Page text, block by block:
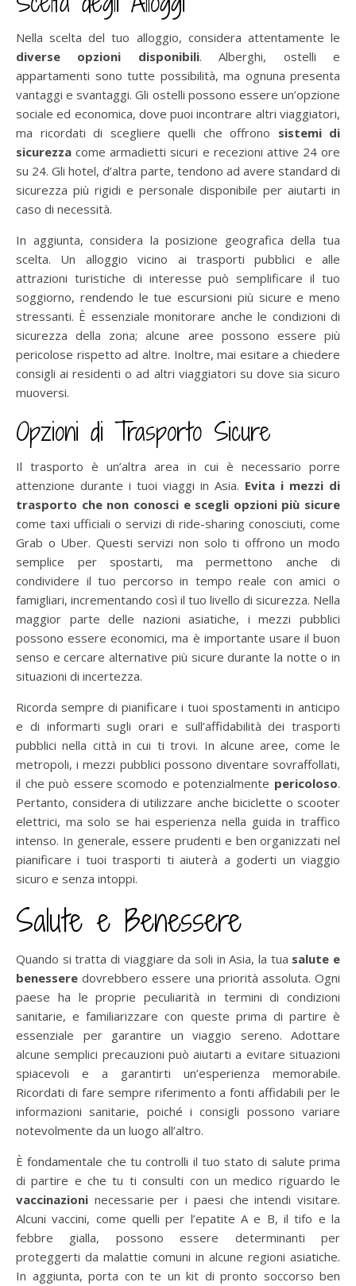
Nella scelta del tuo alloggio, considera attentamente le
diverse opzioni disponibili. Alberghi, ostelli e
appartamenti sono tutte possibilità, ma ognuna presenta
vantaggi e svantaggi. Gli ostelli possono essere un’opzione
sociale ed economica, dove puoi incontrare altri viaggiatori,
ma ricordati di scegliere quelli che offrono sistemi di
sicurezza come armadietti sicuri e recezioni attive 24 ore
su 24. Gli hotel, d’altra parte, tendono ad avere standard di
sicurezza più rigidi e personale disponibile per aiutarti in
caso di necessità.
In aggiunta, considera la posizione geografica della tua
scelta. Un alloggio vicino ai trasporti pubblici e alle
attrazioni turistiche di interesse può semplificare il tuo
soggiorno, rendendo le tue escursioni più sicure e meno
stressanti. È essenziale monitorare anche le condizioni di
sicurezza della zona; alcune aree possono essere più
pericolose rispetto ad altre. Inoltre, mai esitare a chiedere
consigli ai residenti o ad altri viaggiatori su dove sia sicuro
muoversi.
Opzioni di Trasporto Sicure
Il trasporto è un’altra area in cui è necessario porre
attenzione durante i tuoi viaggi in Asia. Evita i mezzi di
trasporto che non conosci e scegli opzioni più sicure
come taxi ufficiali o servizi di ride-sharing conosciuti, come
Grab o Uber. Questi servizi non solo ti offrono un modo
semplice per spostarti, ma permettono anche di
condividere il tuo percorso in tempo reale con amici o
famigliari, incrementando così il tuo livello di sicurezza. Nella
maggior parte delle nazioni asiatiche, i mezzi pubblici
possono essere economici, ma è importante usare il buon
senso e cercare alternative più sicure durante la notte o in
situazioni di incertezza.
Ricorda sempre di pianificare i tuoi spostamenti in anticipo
e di informarti sugli orari e sull’affidabilità dei trasporti
pubblici nella città in cui ti trovi. In alcune aree, come le
metropoli, i mezzi pubblici possono diventare sovraffollati,
il che può essere scomodo e potenzialmente pericoloso.
Pertanto, considera di utilizzare anche biciclette o scooter
elettrici, ma solo se hai esperienza nella guida in traffico
intenso. In generale, essere prudenti e ben organizzati nel
pianificare i tuoi trasporti ti aiuterà a goderti un viaggio
sicuro e senza intoppi.
Salute e Benessere
Quando si tratta di viaggiare da soli in Asia, la tua salute e
benessere dovrebbero essere una priorità assoluta. Ogni
paese ha le proprie peculiarità in termini di condizioni
sanitarie, e familiarizzare con queste prima di partire è
essenziale per garantire un viaggio sereno. Adottare
alcune semplici precauzioni può aiutarti a evitare situazioni
spiacevoli e a garantirti un’esperienza memorabile.
Ricordati di fare sempre riferimento a fonti affidabili per le
informazioni sanitarie, poiché i consigli possono variare
notevolmente da un luogo all’altro.
È fondamentale che tu controlli il tuo stato di salute prima
di partire e che tu ti consulti con un medico riguardo le
vaccinazioni necessarie per i paesi che intendi visitare.
Alcuni vaccini, come quelli per l’epatite A e B, il tifo e la
febbre gialla, possono essere determinanti per
proteggerti da malattie comuni in alcune regioni asiatiche.
In aggiunta, porta con te un kit di pronto soccorso ben